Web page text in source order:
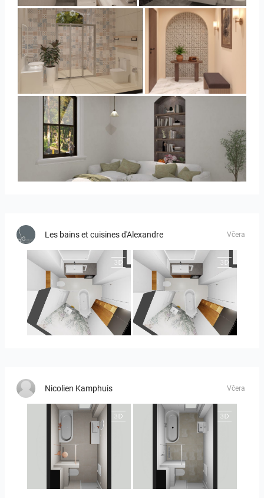
Collen_Bathroom AISYA_HALLWAY
RAMIZAH_LIVING ROOM
Les bains et cuisines d'Alexandre Včera
MOULIN MOULIN 2
Nicolien Kamphuis Včera
25-5010 bnr. 90 25-5010 bnr 90